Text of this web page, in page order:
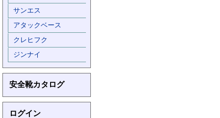
サンエス
アタックベース
クレヒフク
ジンナイ
安全靴カタログ
ログイン